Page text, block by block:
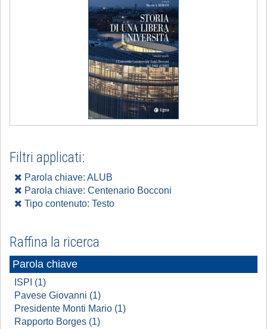
Filtri applicati:
Parola chiave: ALUB
Parola chiave: Centenario Bocconi
Tipo contenuto: Testo
Raffina la ricerca
Parola chiave
ISPI (1)
Pavese Giovanni (1)
Presidente Monti Mario (1)
Rapporto Borges (1)